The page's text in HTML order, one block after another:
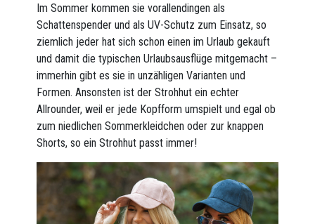
Im Sommer kommen sie vorallendingen als
Schattenspender und als UV-Schutz zum Einsatz, so
ziemlich jeder hat sich schon einen im Urlaub gekauft
und damit die typischen Urlaubsausflüge mitgemacht –
immerhin gibt es sie in unzähligen Varianten und
Formen. Ansonsten ist der Strohhut ein echter
Allrounder, weil er jede Kopfform umspielt und egal ob
zum niedlichen Sommerkleidchen oder zur knappen
Shorts, so ein Strohhut passt immer!